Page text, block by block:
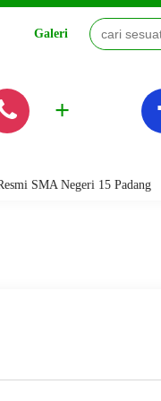
Galeri Video
+
Negeri 15 Padang